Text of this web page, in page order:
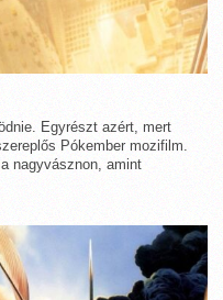
Egyrészt azért, mert
Pókember mozifilm.
nagyvásznon, amint